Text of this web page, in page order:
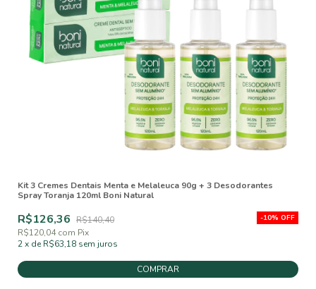
Kit 3 Cremes Dentais Menta e Melaleuca 90g + 3 Desodorantes
Spray Toranja 120ml Boni Natural
-10% OFF
R$126,36 R$140,40
R$120,04com Pix
2x de R$63,18 sem juros